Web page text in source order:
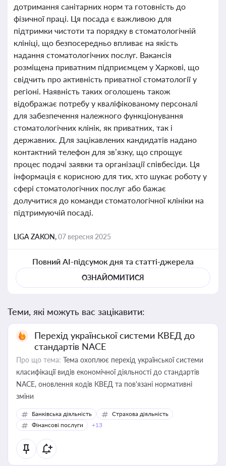
дотримання санітарних норм та готовність до
фізичної праці. Ця посада є важливою для
підтримки чистоти та порядку в стоматологічній
клініці, що безпосередньо впливає на якість
надання стоматологічних послуг. Вакансія
розміщена приватним підприємцем у Харкові, що
свідчить про активність приватної стоматології у
регіоні. Наявність таких оголошень також
відображає потребу у кваліфікованому персоналі
для забезпечення належного функціонування
стоматологічних клінік, як приватних, так і
державних. Для зацікавлених кандидатів надано
контактний телефон для зв’язку, що спрощує
процес подачі заявки та організації співбесіди. Ця
інформація є корисною для тих, хто шукає роботу у
сфері стоматологічних послуг або бажає
долучитися до команди стоматологічної клініки на
підтримуючій посаді.
LIGA ZAKON,07 вересня 2025
Повний AI-підсумок дня та статті-джерела
ОЗНАЙОМИТИСЯ
Теми, які можуть вас зацікавити:
Перехід української системи КВЕД до
стандартів NACE
Про що тема: Тема охоплює перехід української системи
класифікації видів економічної діяльності до стандартів
NACE, оновлення кодів КВЕД та пов'язані нормативні
зміни
Банківська діяльність
Страхова діяльність
Фінансові послуги
+13